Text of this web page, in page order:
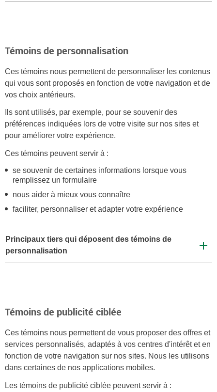
Témoins de personnalisation
Ces témoins nous permettent de personnaliser les contenus
qui vous sont proposés en fonction de votre navigation et de
vos choix antérieurs.
Ils sont utilisés, par exemple, pour se souvenir des
préférences indiquées lors de votre visite sur nos sites et
pour améliorer votre expérience.
Ces témoins peuvent servir à :
se souvenir de certaines informations lorsque vous
remplissez un formulaire
nous aider à mieux vous connaître
faciliter, personnaliser et adapter votre expérience
Principaux tiers qui déposent des témoins de
personnalisation
Témoins de publicité ciblée
Ces témoins nous permettent de vous proposer des offres et
services personnalisés, adaptés à vos centres d'intérêt et en
fonction de votre navigation sur nos sites. Nous les utilisons
dans certaines de nos applications mobiles.
Les témoins de publicité ciblée peuvent servir à :